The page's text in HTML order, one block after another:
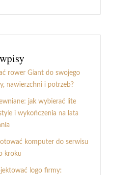
rower Giant do swojego
nawierzchni i potrzeb?
jak wybierać lite
i wykończenia na lata
komputer do serwisu
kroku
logo firmy: